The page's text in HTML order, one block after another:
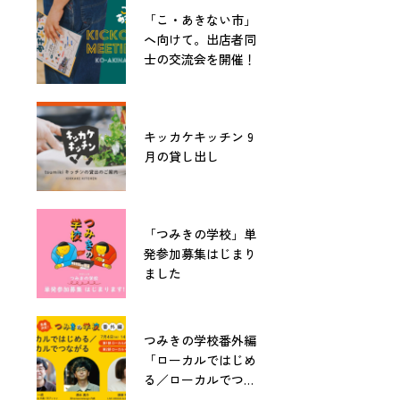
「こ・あきない市」
へ向けて。出店者同
士の交流会を開催！
キッカケキッチン 9
月の貸し出し
「つみきの学校」単
発参加募集はじまり
ました
つみきの学校番外編
「ローカルではじめ
る／ローカルでつな